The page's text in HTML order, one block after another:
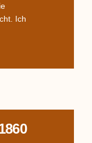
Ich